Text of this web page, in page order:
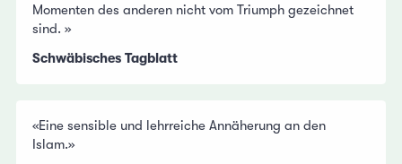
Momenten des anderen nicht vom Triumph gezeichnet
sind. »
Schwäbisches Tagblatt
«Eine sensible und lehrreiche Annäherung an den
Islam.»